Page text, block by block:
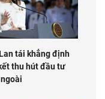
tái khẳng định
thu hút đầu tư